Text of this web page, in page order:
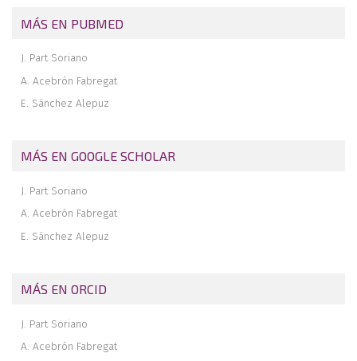
MÁS EN PUBMED
J. Part Soriano
A. Acebrón Fabregat
E. Sánchez Alepuz
MÁS EN GOOGLE SCHOLAR
J. Part Soriano
A. Acebrón Fabregat
E. Sánchez Alepuz
MÁS EN ORCID
J. Part Soriano
A. Acebrón Fabregat